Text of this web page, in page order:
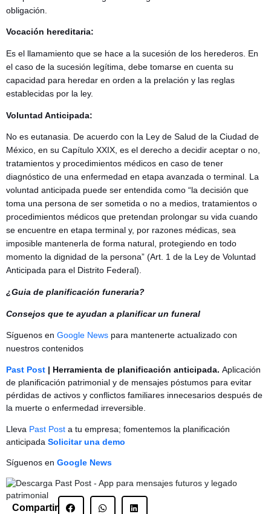
obligación.
Vocación hereditaria:
Es el llamamiento que se hace a la sucesión de los herederos. En
el caso de la sucesión legítima, debe tomarse en cuenta su
capacidad para heredar en orden a la prelación y las reglas
establecidas por la ley.
Voluntad Anticipada:
No es eutanasia. De acuerdo con la Ley de Salud de la Ciudad de
México, en su Capítulo XXIX, es el derecho a decidir aceptar o no,
tratamientos y procedimientos médicos en caso de tener
diagnóstico de una enfermedad en etapa avanzada o terminal. La
voluntad anticipada puede ser entendida como “la decisión que
toma una persona de ser sometida o no a medios, tratamientos o
procedimientos médicos que pretendan prolongar su vida cuando
se encuentre en etapa terminal y, por razones médicas, sea
imposible mantenerla de forma natural, protegiendo en todo
momento la dignidad de la persona” (Art. 1 de la Ley de Voluntad
Anticipada para el Distrito Federal).
¿Guia de planificación funeraria?
Consejos que te ayudan a planificar un funeral
Síguenos en Google News para mantenerte actualizado con
nuestros contenidos
Past Post | Herramienta de planificación anticipada. Aplicación
de planificación patrimonial y de mensajes póstumos para evitar
pérdidas de activos y conflictos familiares innecesarios después de
la muerte o enfermedad irreversible.
Lleva Past Post a tu empresa; fomentemos la planificación
anticipada Solicitar una demo
Síguenos en Google News
Compartir